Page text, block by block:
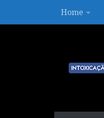
Skip to contentHome